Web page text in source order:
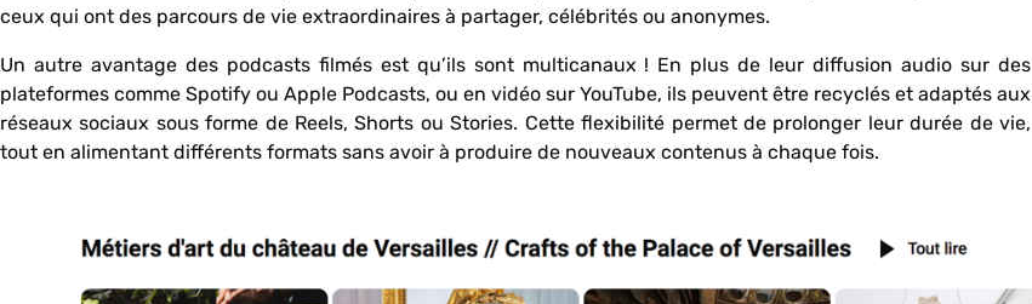
ceux qui ont des parcours de vie extraordinaires à partager, célébrités ou anonymes.
Un autre avantage des podcasts filmés est qu’ils sont multicanaux ! En plus de leur diffusion audio sur des
plateformes comme Spotify ou Apple Podcasts, ou en vidéo sur YouTube, ils peuvent être recyclés et adaptés aux
réseaux sociaux sous forme de Reels, Shorts ou Stories. Cette flexibilité permet de prolonger leur durée de vie,
tout en alimentant différents formats sans avoir à produire de nouveaux contenus à chaque fois.